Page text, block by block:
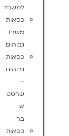
למשרד
כסאות
משרד
גבוהים
כסאות
גבוהים
–
שרטט
או
בר
כסאות